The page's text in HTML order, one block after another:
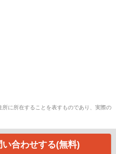
に所在することを表すものであり、実際の
合わせする(無料)